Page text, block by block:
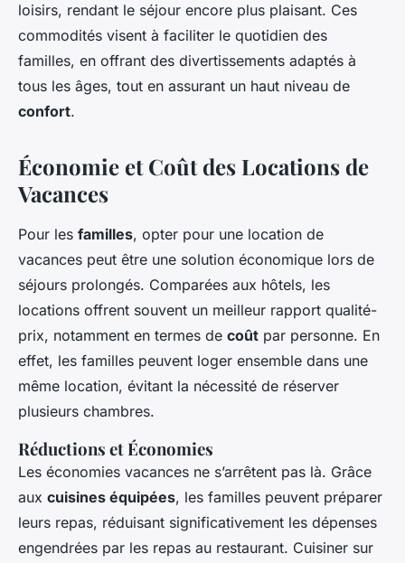
loisirs, rendant le séjour encore plus plaisant. Ces
commodités visent à faciliter le quotidien des
familles, en offrant des divertissements adaptés à
tous les âges, tout en assurant un haut niveau de
confort.
Économie et Coût des Locations de
Vacances
Pour les familles, opter pour une location de
vacances peut être une solution économique lors de
séjours prolongés. Comparées aux hôtels, les
locations offrent souvent un meilleur rapport qualité-
prix, notamment en termes de coût par personne. En
effet, les familles peuvent loger ensemble dans une
même location, évitant la nécessité de réserver
plusieurs chambres.
Réductions et Économies
Les économies vacances ne s’arrêtent pas là. Grâce
aux cuisines équipées, les familles peuvent préparer
leurs repas, réduisant significativement les dépenses
engendrées par les repas au restaurant. Cuisiner sur